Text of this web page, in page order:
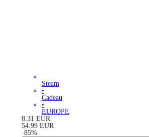
Steam
•
Cadeau
•
EUROPE
8.31 EUR
54.99 EUR
-85%